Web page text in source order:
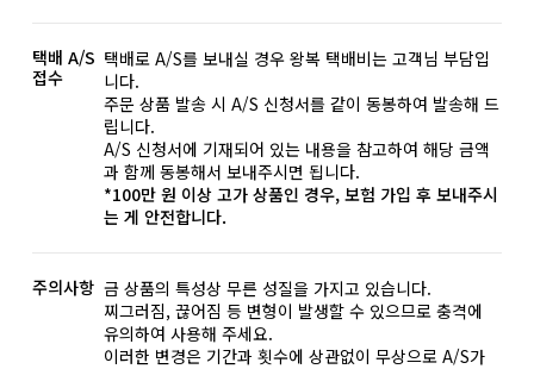
택배 A/S
접수
택배로 A/S를 보내실 경우 왕복 택배비는 고객님 부담입
니다.
주문 상품 발송 시 A/S 신청서를 같이 동봉하여 발송해 드
립니다.
A/S 신청서에 기재되어 있는 내용을 참고하여 해당 금액
과 함께 동봉해서 보내주시면 됩니다.
*100만 원 이상 고가 상품인 경우, 보험 가입 후 보내주시
는 게 안전합니다.
주의사항 금 상품의 특성상 무른 성질을 가지고 있습니다.
찌그러짐, 끊어짐 등 변형이 발생할 수 있으므로 충격에
유의하여 사용해 주세요.
이러한 변경은 기간과 횟수에 상관없이 무상으로 A/S가